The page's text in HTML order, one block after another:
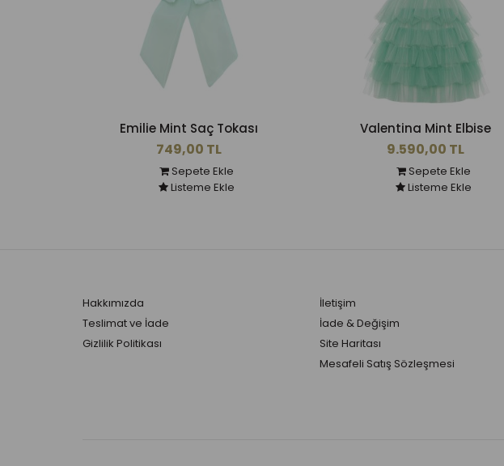
Emilie Mint Saç Tokası
749,00 TL
Sepete Ekle
Listeme Ekle
Valentina Mint Elbise
9.590,00 TL
Sepete Ekle
Listeme Ekle
Hakkımızda
Teslimat ve İade
Gizlilik Politikası
İletişim
İade & Değişim
Site Haritası
Mesafeli Satış Sözleşmesi